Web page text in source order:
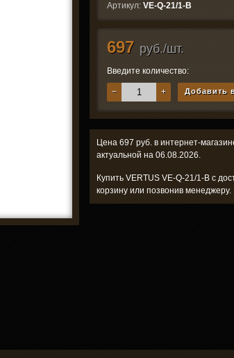
Артикул: VE-Q-21/1-B
697 руб./шт.
Введите количество:
− + Добавить
Цена 697 руб. в интернет-
актуальной на 06.08.2026.
Купить VERTUS VE-Q-21/1-B с
корзину или позвонив менеджеру.